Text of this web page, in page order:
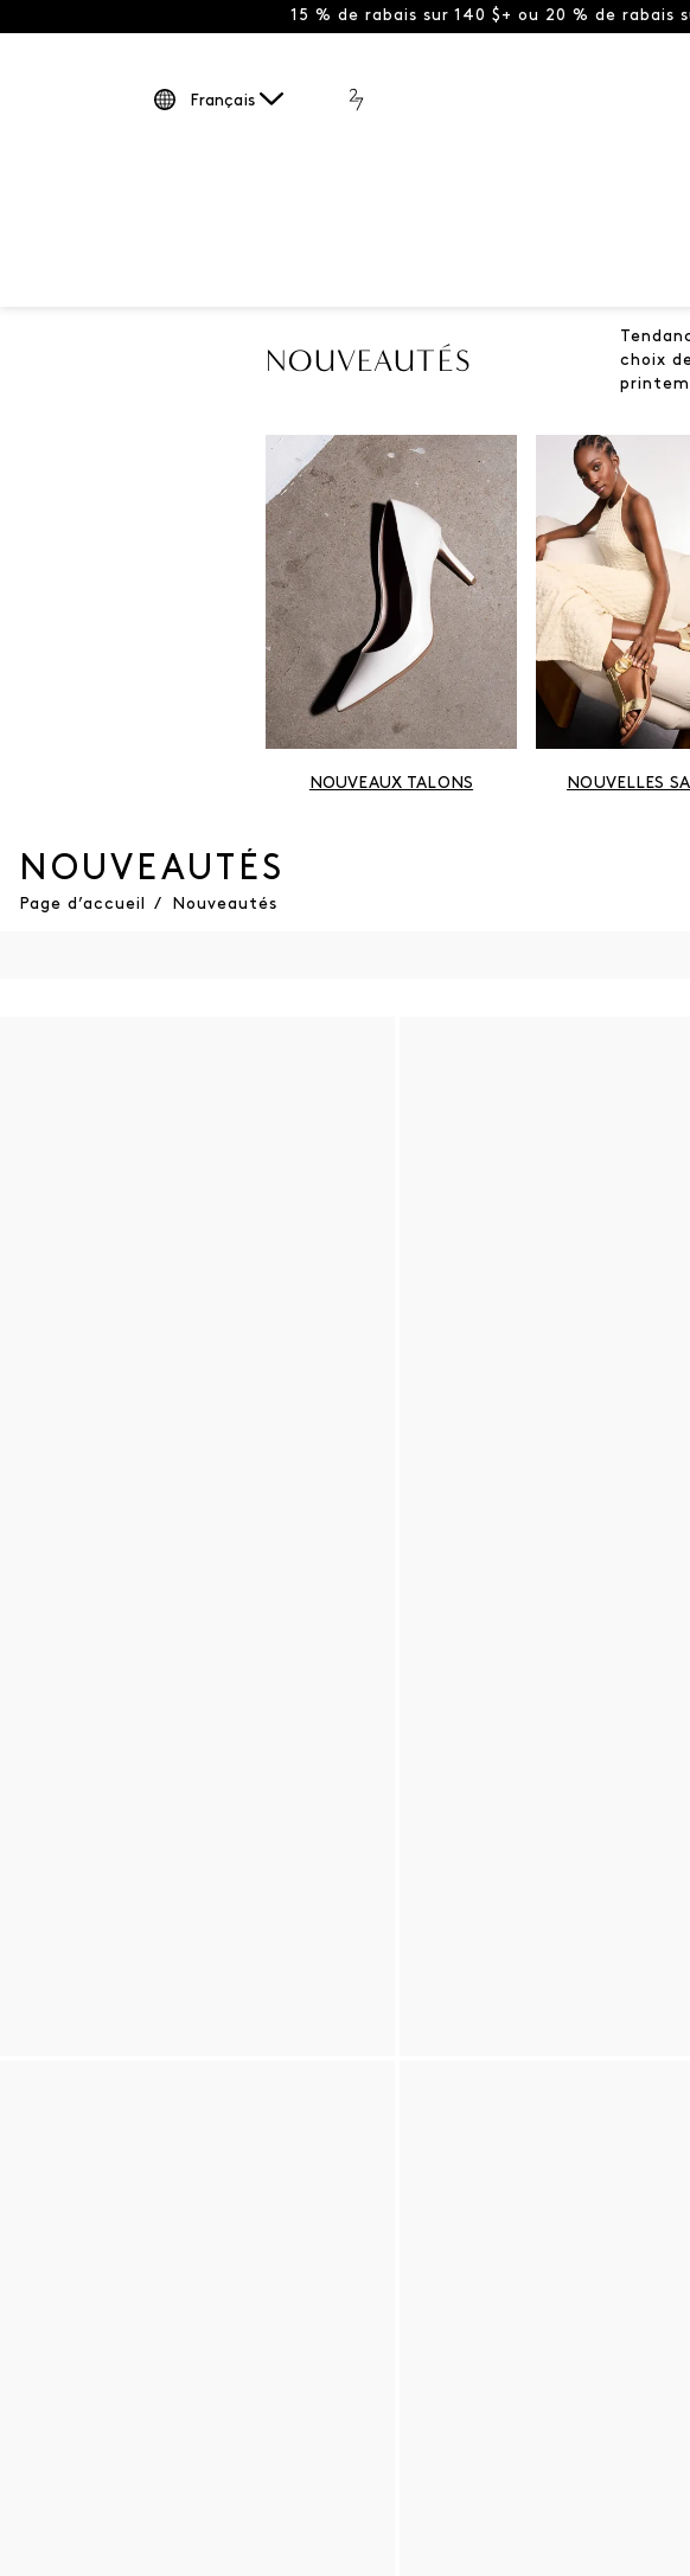
15 % de rabais sur 140 $+ ou 20 % de rabais
Français
NOUVEAUTÉS
choix
NOUVEAUX TALONS NOUVELLES
NOUVEAUTÉS
Page d’accueil / Nouveautés